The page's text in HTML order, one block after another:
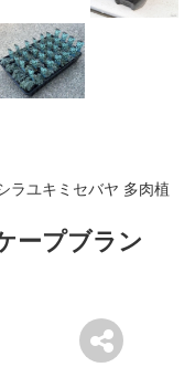
ラユキミセバヤ 多肉植
ープブラン